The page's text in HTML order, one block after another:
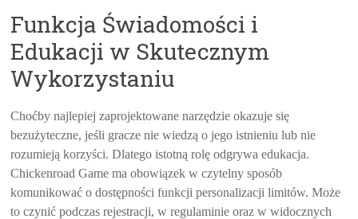
Funkcja Świadomości i
Edukacji w Skutecznym
Wykorzystaniu
Choćby najlepiej zaprojektowane narzędzie okazuje się
bezużyteczne, jeśli gracze nie wiedzą o jego istnieniu lub nie
rozumieją korzyści. Dlatego istotną rolę odgrywa edukacja.
Chickenroad Game ma obowiązek w czytelny sposób
komunikować o dostępności funkcji personalizacji limitów. Może
to czynić podczas rejestracji, w regulaminie oraz w widocznych